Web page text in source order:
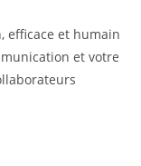
efficace et humain
et votre